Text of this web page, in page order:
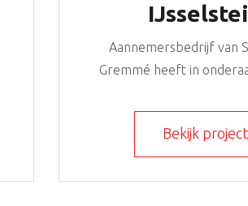
Aannemersbedrijf van
Gremmé heeft in
Bekijk project